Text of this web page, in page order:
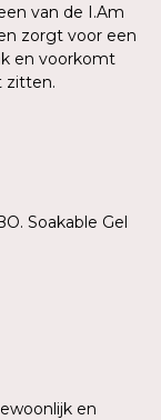
van de I.Am
zorgt voor een
en voorkomt
zitten.
Soakable Gel
en